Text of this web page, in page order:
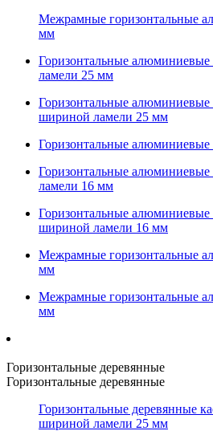
Межрамные горизонтальные
мм
Горизонтальные
ламели 25 мм
Горизонтальные алюминиевые
шириной ламели 25 мм
Горизонтальные
Горизонтальные
ламели 16 мм
Горизонтальные алюминиевые
шириной ламели 16 мм
Межрамные горизонтальные
мм
Межрамные горизонтальные
мм
Горизонтальные деревянные
Горизонтальные деревянные
Горизонтальные деревянные
шириной ламели 25 мм